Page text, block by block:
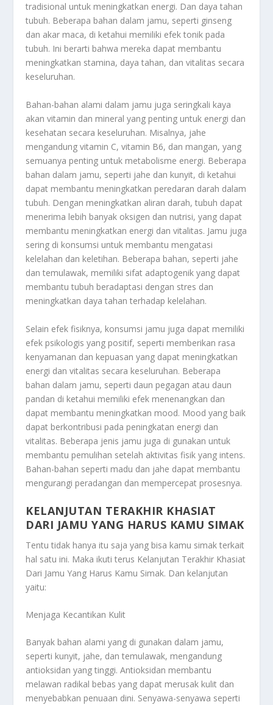
tradisional untuk meningkatkan energi. Dan daya tahan
tubuh. Beberapa bahan dalam jamu, seperti ginseng
dan akar maca, di ketahui memiliki efek tonik pada
tubuh. Ini berarti bahwa mereka dapat membantu
meningkatkan stamina, daya tahan, dan vitalitas secara
keseluruhan.
Bahan-bahan alami dalam jamu juga seringkali kaya
akan vitamin dan mineral yang penting untuk energi dan
kesehatan secara keseluruhan. Misalnya, jahe
mengandung vitamin C, vitamin B6, dan mangan, yang
semuanya penting untuk metabolisme energi. Beberapa
bahan dalam jamu, seperti jahe dan kunyit, di ketahui
dapat membantu meningkatkan peredaran darah dalam
tubuh. Dengan meningkatkan aliran darah, tubuh dapat
menerima lebih banyak oksigen dan nutrisi, yang dapat
membantu meningkatkan energi dan vitalitas. Jamu juga
sering di konsumsi untuk membantu mengatasi
kelelahan dan keletihan. Beberapa bahan, seperti jahe
dan temulawak, memiliki sifat adaptogenik yang dapat
membantu tubuh beradaptasi dengan stres dan
meningkatkan daya tahan terhadap kelelahan.
Selain efek fisiknya, konsumsi jamu juga dapat memiliki
efek psikologis yang positif, seperti memberikan rasa
kenyamanan dan kepuasan yang dapat meningkatkan
energi dan vitalitas secara keseluruhan. Beberapa
bahan dalam jamu, seperti daun pegagan atau daun
pandan di ketahui memiliki efek menenangkan dan
dapat membantu meningkatkan mood. Mood yang baik
dapat berkontribusi pada peningkatan energi dan
vitalitas. Beberapa jenis jamu juga di gunakan untuk
membantu pemulihan setelah aktivitas fisik yang intens.
Bahan-bahan seperti madu dan jahe dapat membantu
mengurangi peradangan dan mempercepat prosesnya.
KELANJUTAN TERAKHIR KHASIAT
DARI JAMU YANG HARUS KAMU SIMAK
Tentu tidak hanya itu saja yang bisa kamu simak terkait
hal satu ini. Maka ikuti terus Kelanjutan Terakhir Khasiat
Dari Jamu Yang Harus Kamu Simak. Dan kelanjutan
yaitu:
Menjaga Kecantikan Kulit
Banyak bahan alami yang di gunakan dalam jamu,
seperti kunyit, jahe, dan temulawak, mengandung
antioksidan yang tinggi. Antioksidan membantu
melawan radikal bebas yang dapat merusak kulit dan
menyebabkan penuaan dini. Senyawa-senyawa seperti